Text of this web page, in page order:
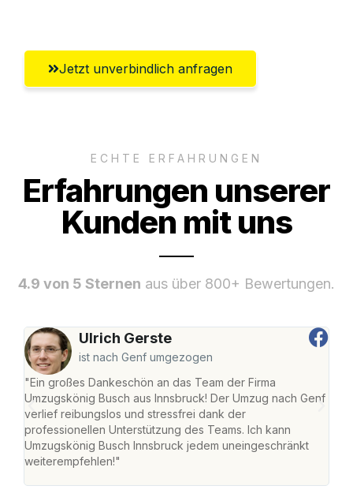
Jetzt unverbindlich anfragen
ECHTE ERFAHRUNGEN
Erfahrungen unserer
Kunden mit uns
4.9 von 5 Sternen aus über 800+ Bewertungen.
Ulrich Gerste
ist nach Genf umgezogen
"Ein großes Dankeschön an das Team der Firma
Umzugskönig Busch aus Innsbruck! Der Umzug nach Genf
verlief reibungslos und stressfrei dank der
professionellen Unterstützung des Teams. Ich kann
Umzugskönig Busch Innsbruck jedem uneingeschränkt
weiterempfehlen!"